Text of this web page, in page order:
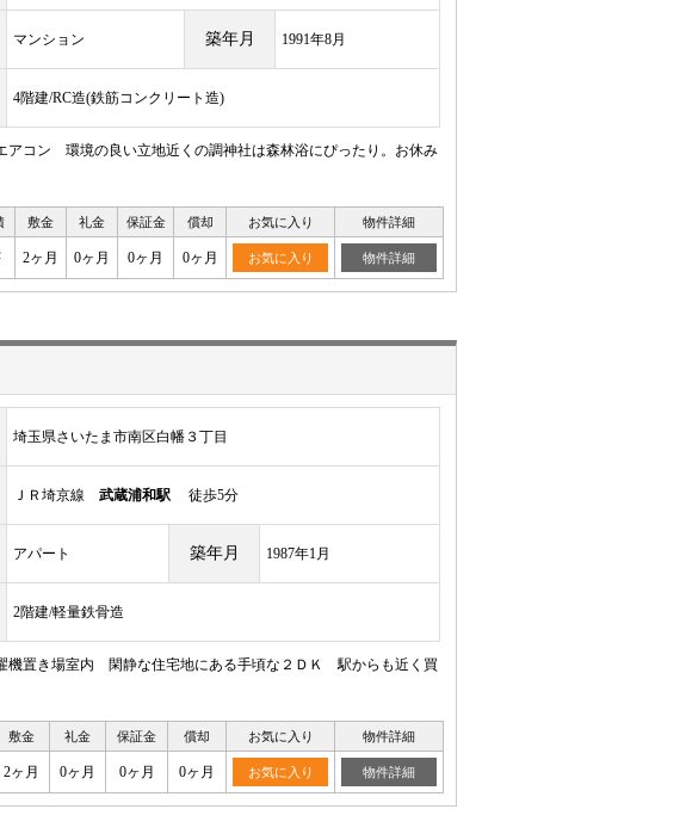
マンション 築年月 1991年8月
4階建/RC造(鉄筋コンクリート造)
ン 環境の良い立地近くの調神社は森林浴にぴったり。お休み
敷金 礼金 保証金 償却 お気に入り 物件詳細
2ヶ月 0ヶ月 0ヶ月 0ヶ月 お気に入り 物件詳細
埼玉県さいたま市南区白幡３丁目
ＪＲ埼京線 武蔵浦和駅 徒歩5分
アパート 築年月 1987年1月
2階建/軽量鉄骨造
き場室内 閑静な住宅地にある手頃な２ＤＫ 駅からも近く買
敷金 礼金 保証金 償却 お気に入り 物件詳細
2ヶ月 0ヶ月 0ヶ月 0ヶ月 お気に入り 物件詳細